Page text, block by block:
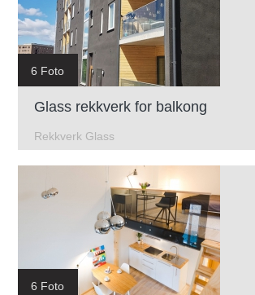
6 Foto
Glass rekkverk for balkong
Rekkverk Glass
6 Foto